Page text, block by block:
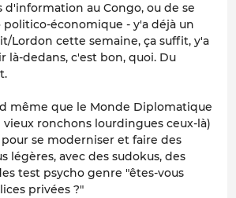
d'information au Congo, ou de se
politico-économique - y'a déjà un
Lordon cette semaine, ça suffit, y'a
là-dedans, c'est bon, quoi. Du
même que le Monde Diplomatique
vieux ronchons lourdingues ceux-là)
se moderniser et faire des
légères, avec des sudokus, des
test psycho genre "êtes-vous
privées ?"